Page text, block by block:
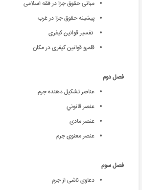
مبانی حقوق جزا در فقه اسلامی
پیشینه حقوق جزا در غرب
تفسیر قوانین کیفری
قلمرو قوانین کیفری در مکان
فصل دوم
عناصر تشکیل دهنده جرم
عنصر قانوني
عنصر مادی
عنصر معنوی جرم
فصل سوم
دعاوی ناشی از جرم